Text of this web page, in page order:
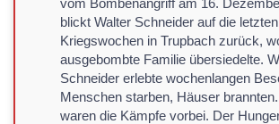
vom Bombenangriff am 16.
blickt Walter Schneider auf die letzten
Kriegswochen in Trupbach zurück,
ausgebombte Familie übersiedelte.
Schneider erlebte wochenlangen
Menschen starben, Häuser
waren die Kämpfe vorbei. Der